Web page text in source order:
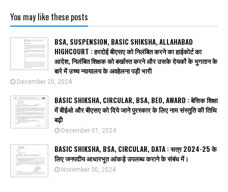
You may like these posts
BSA, SUSPENSION, BASIC SHIKSHA, ALLAHABAD
HIGHCOURT : हरदोई बीएसए को निलंबित करने का हाईकोर्ट का
आदेश, निलंबित शिक्षक को बर्खास्त करने और उसके देयकों के भुगतान के
बारे में उच्च न्यायालय के अवहेलना पड़ी भारी
December 20, 2024
BASIC SHIKSHA, CIRCULAR, BSA, BEO, AWARD : बेसिक शिक्षा
में बीईओ और बीएसए को दिये जाने पुरस्कार के लिए नाम संस्तुति की तिथि
बढ़ी
December 01, 2024
BASIC SHIKSHA, BSA, CIRCULAR, DATA : सत्र 2024-25 के
लिए जनपदीय आधारभूत आंकड़े उपलब्ध कराने के संबंध में।
November 30, 2024